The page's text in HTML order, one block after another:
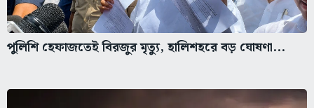
পুলিশি হেফাজতেই বিরজুর মৃত্যু, হালিশহরে বড় ঘোষণা...